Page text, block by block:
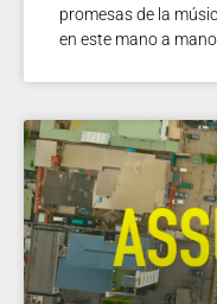
promesas de la
en este mano a mano.